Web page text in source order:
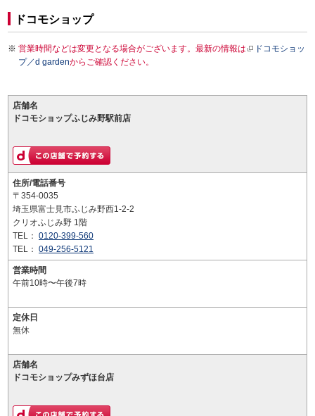
ドコモショップ
営業時間などは変更となる場合がございます。最新の情報は
ドコモショッ
プ／d gardenからご確認ください。
店舗名
ドコモショップふじみ野駅前店
住所/電話番号
〒354-0035
埼玉県富士見市ふじみ野西1-2-2
クリオふじみ野 1階
TEL： 0120-399-560
TEL： 049-256-5121
営業時間
午前10時〜午後7時
定休日
無休
店舗名
ドコモショップみずほ台店